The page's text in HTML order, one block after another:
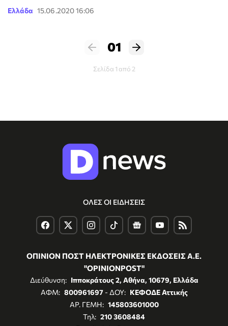
Ελλάδα 15.06.2020 16:06
01
Σελίδα 1 από 2
ΟΛΕΣ ΟΙ ΕΙΔΗΣΕΙΣ
ΟΠΙΝΙΟΝ ΠΟΣΤ ΗΛΕΚΤΡΟΝΙΚΕΣ ΕΚΔΟΣΕΙΣ Α.Ε.
"OPINIONPOST"
Διεύθυνση: Ιπποκράτους 2, Αθήνα, 10679, Ελλάδα
ΑΦΜ: 800961697- ΔΟΥ: ΚΕΦΟΔΕ Αττικής
ΑΡ. ΓΕΜΗ: 145803601000
Τηλ: 210 3608484